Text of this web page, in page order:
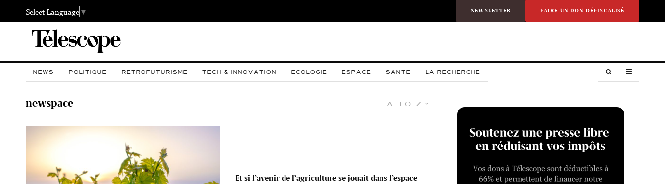
Select Language▼ NEWSLETTER FAIRE UN DON DÉFISCALISÉ
NEWS POLITIQUE RETROFUTURISME TECH & INNOVATION ECOLOGIE ESPACE SANTE LA RECHERCHE
A to Z
newspace
Et si l’avenir de l’agriculture se jouait dans l’espace